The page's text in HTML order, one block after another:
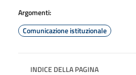
Argomenti:
Comunicazione istituzionale
INDICE DELLA PAGINA